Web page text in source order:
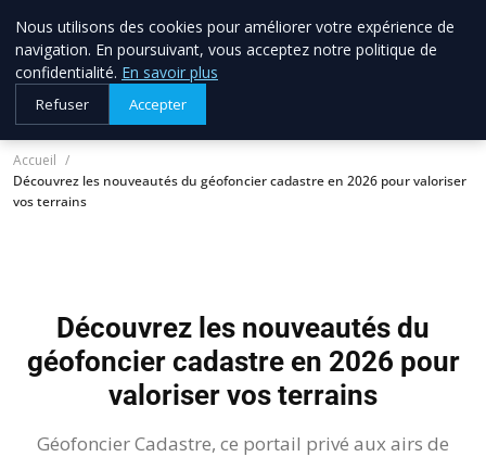
allo brico33
Votre expert bricolage en Gironde
Accueil
Découvrez les nouveautés du géofoncier cadastre en 2026 pour valoriser
vos terrains
Découvrez les nouveautés du
géofoncier cadastre en 2026 pour
valoriser vos terrains
Géofoncier Cadastre, ce portail privé aux airs de
Nous utilisons des cookies pour améliorer votre expérience de
navigation. En poursuivant, vous acceptez notre politique de
confidentialité. En savoir plus
Refuser Accepter